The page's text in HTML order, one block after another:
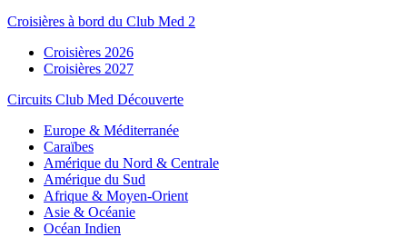
Croisières à bord du Club Med 2
Croisières 2026
Croisières 2027
Circuits Club Med Découverte
Europe & Méditerranée
Caraïbes
Amérique du Nord & Centrale
Amérique du Sud
Afrique & Moyen-Orient
Asie & Océanie
Océan Indien